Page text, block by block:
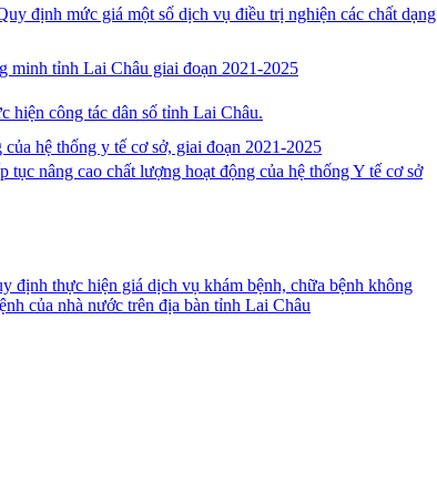
định mức giá một số dịch vụ điều trị nghiện các chất dạng
minh tỉnh Lai Châu giai đoạn 2021-2025
hiện công tác dân số tỉnh Lai Châu.
hệ thống y tế cơ sở, giai đoạn 2021-2025
nâng cao chất lượng hoạt động của hệ thống Y tế cơ sở
định thực hiện giá dịch vụ khám bệnh, chữa bệnh không
của nhà nước trên địa bàn tỉnh Lai Châu